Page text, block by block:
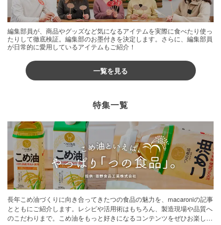
編集部員が、商品やグッズなど気になるアイテムを実際に食べたり使っ
たりして徹底検証。編集部のお墨付きを決定します。さらに、編集部員
が日常的に愛用しているアイテムもご紹介！
一覧を見る
特集一覧
長年こめ油づくりに向き合ってきたつの食品の魅力を、macaroniの記事
とともにご紹介します。レシピや活用術はもちろん、製造現場や品質へ
のこだわりまで。こめ油をもっと好きになるコンテンツをぜひお楽しみ